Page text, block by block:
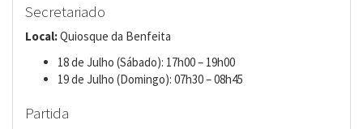
Secretariado
Local:Quiosque da Benfeita
18 de Julho (Sábado): 17h00 – 19h00
19 de Julho (Domingo): 07h30 – 08h45
Partida